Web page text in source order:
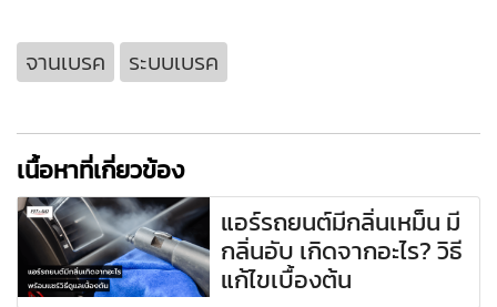
จานเบรค ระบบเบรค
เนื้อหาที่เกี่ยวข้อง
แอร์รถยนต์มีกลิ่นเหม็น มี
กลิ่นอับ เกิดจากอะไร? วิธี
แก้ไขเบื้องต้น